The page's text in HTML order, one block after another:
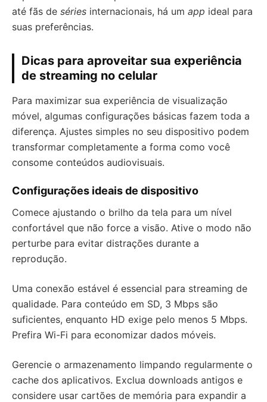
até fãs de séries internacionais, há um app ideal para
suas preferências.
Dicas para aproveitar sua experiência
de streaming no celular
Para maximizar sua experiência de visualização
móvel, algumas configurações básicas fazem toda a
diferença. Ajustes simples no seu dispositivo podem
transformar completamente a forma como você
consome conteúdos audiovisuais.
Configurações ideais de dispositivo
Comece ajustando o brilho da tela para um nível
confortável que não force a visão. Ative o modo não
perturbe para evitar distrações durante a
reprodução.
Uma conexão estável é essencial para streaming de
qualidade. Para conteúdo em SD, 3 Mbps são
suficientes, enquanto HD exige pelo menos 5 Mbps.
Prefira Wi-Fi para economizar dados móveis.
Gerencie o armazenamento limpando regularmente o
cache dos aplicativos. Exclua downloads antigos e
considere usar cartões de memória para expandir a